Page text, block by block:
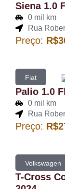
Siena 1.0
0 mil km
Rua
Preço:
Fiat
Palio 1.0
0 mil km
Rua
Preço:
Volkswagen
T-Cross